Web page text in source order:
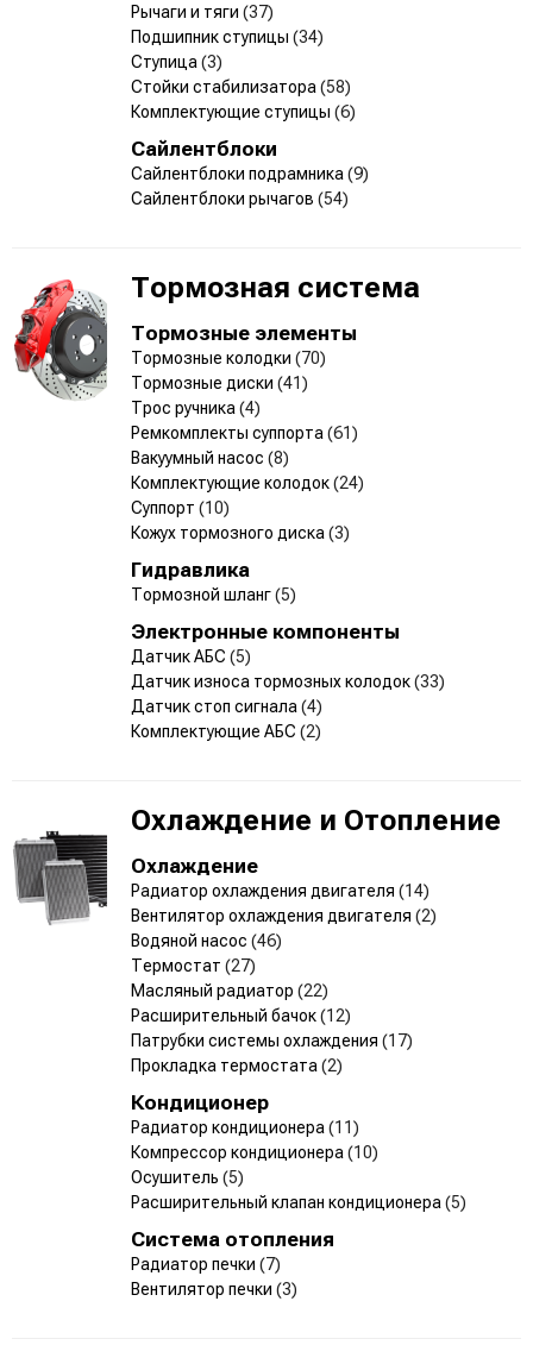
Рычаги и тяги (37)
Подшипник ступицы (34)
Ступица (3)
Стойки стабилизатора (58)
Комплектующие ступицы (6)
Сайлентблоки
Сайлентблоки подрамника (9)
Сайлентблоки рычагов (54)
Тормозная система
Тормозные элементы
Тормозные колодки (70)
Тормозные диски (41)
Трос ручника (4)
Ремкомплекты суппорта (61)
Вакуумный насос (8)
Комплектующие колодок(24)
Суппорт (10)
Кожух тормозного диска (3)
Гидравлика
Тормозной шланг(5)
Электронные компоненты
Датчик АБС (5)
Датчик износа тормозных колодок(33)
Датчик стоп сигнала (4)
Комплектующие АБС (2)
Охлаждение и Отопление
Охлаждение
Радиатор охлаждения двигателя (14)
Вентилятор охлаждения двигателя (2)
Водяной насос (46)
Термостат (27)
Масляный радиатор (22)
Расширительный бачок(12)
Патрубки системы охлаждения (17)
Прокладка термостата (2)
Кондиционер
Радиатор кондиционера (11)
Компрессор кондиционера (10)
Осушитель (5)
Расширительный клапан кондиционера (5)
Система отопления
Радиатор печки (7)
Вентилятор печки (3)